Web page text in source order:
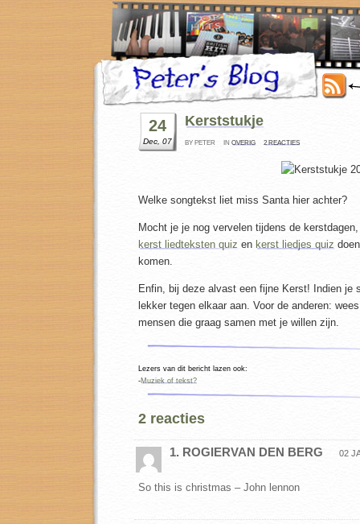
24
Dec, 07
Kerststukje
BY PETER IN OVERIG 2 REACTIES
Welke songtekst liet miss Santa hier achter?
Mocht je je nog vervelen tijdens de
kerst liedteksten quiz en kerst liedjes quiz
komen.
Enfin, bij deze alvast een fijne Kerst! Indien je
lekker tegen elkaar aan. Voor de anderen:
mensen die graag samen met je willen zijn.
Lezers van dit bericht lazen ook:
-Muziek of tekst?
2 reacties
1. ROGIERVAN DEN BERG 02
So this is christmas – John lennon